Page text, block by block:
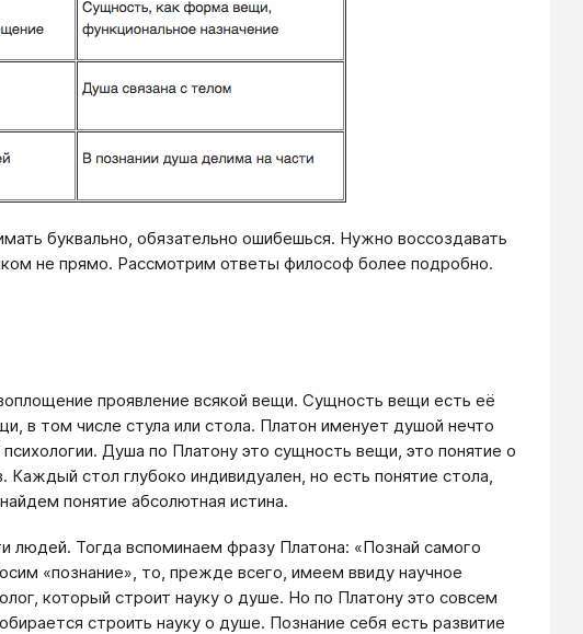
буквально, обязательно ошибешься. Нужно воссоздавать
не прямо. Рассмотрим ответы философ более подробно.
проявление всякой вещи. Сущность вещи есть её
в том числе стула или стола. Платон именует душой нечто
Душа по Платону это сущность вещи, это понятие о
стол глубоко индивидуален, но есть понятие стола,
понятие абсолютная истина.
Тогда вспоминаем фразу Платона: «Познай самого
«познание», то, прежде всего, имеем ввиду научное
который строит науку о душе. Но по Платону это совсем
строить науку о душе. Познание себя есть развитие